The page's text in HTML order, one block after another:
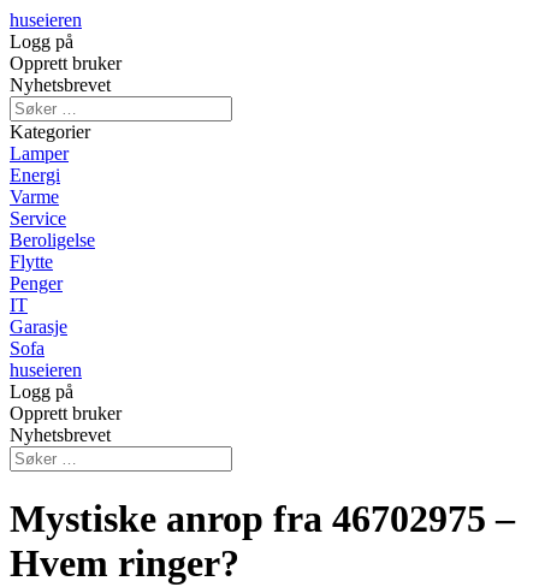
huseieren
Logg på
Opprett bruker
Nyhetsbrevet
Kategorier
Lamper
Energi
Varme
Service
Beroligelse
Flytte
Penger
IT
Garasje
Sofa
huseieren
Logg på
Opprett bruker
Nyhetsbrevet
Mystiske anrop fra 46702975 –
Hvem ringer?